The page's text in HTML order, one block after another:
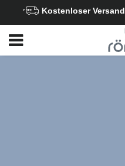
Hauptinhalt
springen
Kostenloser Versand